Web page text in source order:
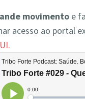
movimento e
acesso ao portal